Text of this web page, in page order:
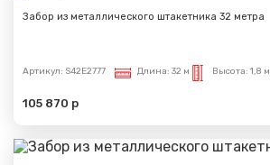
Забор из металлического штакетника 32 метра
Артикул: S42E2777 Длина: 32 м Высота: 1,8 м
105 870 р